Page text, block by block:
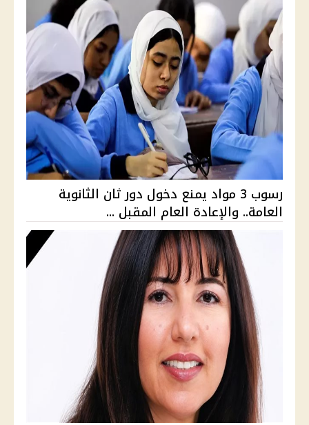
رسوب 3 مواد يمنع دخول دور ثان الثانوية
العامة.. والإعادة العام المقبل ...